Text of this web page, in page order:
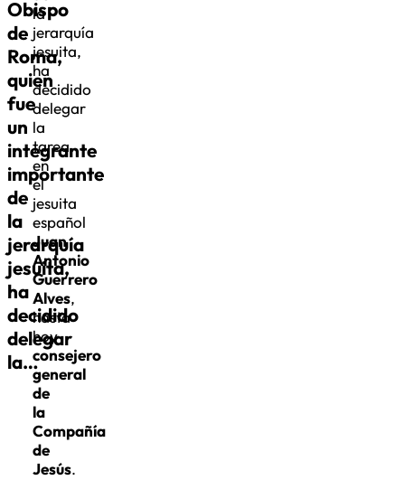
Obispo
de
Roma,
quien
fue
un
integrante
importante
de
la
jerarquía
jesuita,
ha
decidido
delegar
la…
la
jerarquía
jesuita,
ha
decidido
delegar
la
tarea
en
el
jesuita
español
Juan
Antonio
Guerrero
Alves,
hasta
hoy
consejero
general
de
la
Compañía
de
Jesús.